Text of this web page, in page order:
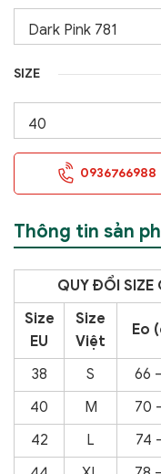
SIZE
0936766988
Thông tin sản
QUY ĐỔI SIZE
Size
EU
Size
Việt
Eo
38
S 66
40
M 70
42
L 74